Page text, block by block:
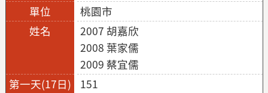
桃園市
2007 胡嘉欣
2008 葉家儒
2009 蔡宜儒
151